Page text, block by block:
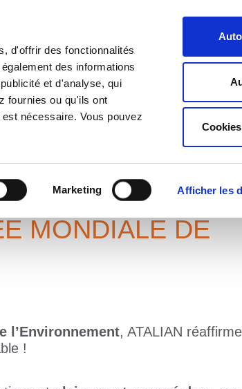
d'offrir des fonctionnalités
des informations
et d'analyse, qui
fournies ou qu'ils ont
nécessaire. Vous pouvez
Marketing Afficher les
ENGAGEMENTS MEDIA
MONDIALE DE
l’Environnement, ATALIAN
!